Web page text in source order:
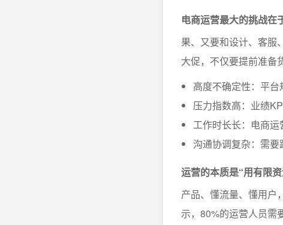
电商运营最大的挑战在
果、又要和设计、客服
大促，不仅要提前准备
高度不确定性：平台
压力指数高：业绩
工作时长长：电商运
沟通协调复杂：需要
运营的本质是“用有限
产品、懂流量、懂用户
示，80%的运营人员需